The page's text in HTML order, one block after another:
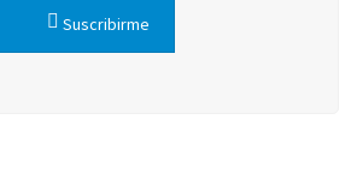
Suscribirme